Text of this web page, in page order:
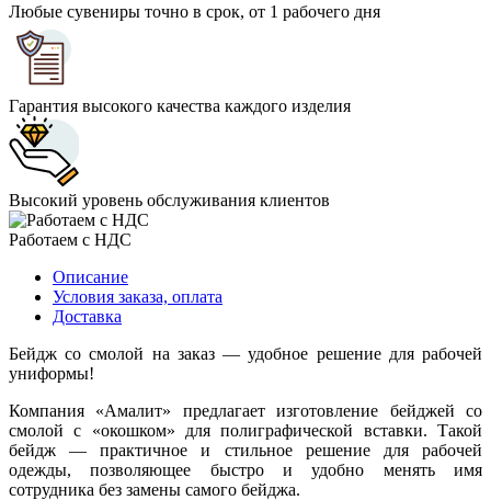
Любые сувениры точно в срок, от 1 рабочего дня
Гарантия высокого качества каждого изделия
Высокий уровень обслуживания клиентов
Работаем с НДС
Описание
Условия заказа, оплата
Доставка
Бейдж со смолой на заказ — удобное решение для рабочей
униформы!
Компания «Амалит» предлагает изготовление бейджей со
смолой с «окошком» для полиграфической вставки. Такой
бейдж — практичное и стильное решение для рабочей
одежды, позволяющее быстро и удобно менять имя
сотрудника без замены самого бейджа.